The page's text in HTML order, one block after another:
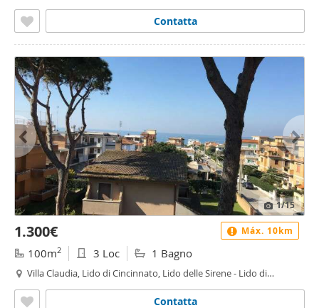
Contatta
1/15
1.300€
100m2 3 Loc 1 Bagno
Villa Claudia, Lido di Cincinnato, Lido delle Sirene - Lido di
Contatta
Máx. 10km